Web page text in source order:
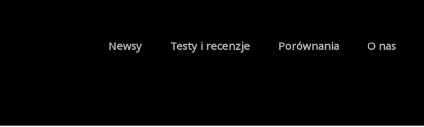
Newsy Testy i recenzje Porównania O nas